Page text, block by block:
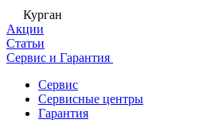
Курган
Акции
Статьи
Сервис и Гарантия
Сервис
Сервисные центры
Гарантия